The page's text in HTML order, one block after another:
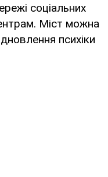
соціальних
Міст можна
психіки